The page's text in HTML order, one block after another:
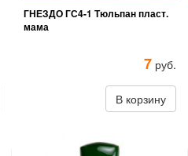
ГНЕЗДО ГС4-1 Тюльпан пласт.
мама
7 руб.
В корзину